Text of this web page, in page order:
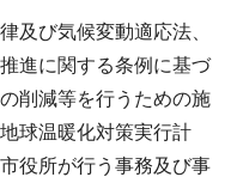
及び気候変動適応法、
進に関する条例に基づ
削減等を行うための施
球温暖化対策実行計
役所が行う事務及び事